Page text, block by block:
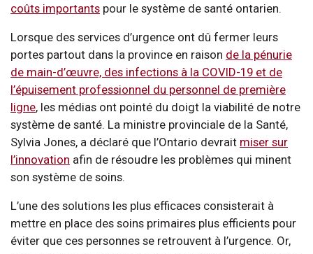
coûts importants pour le système de santé ontarien.
Lorsque des services d’urgence ont dû fermer leurs
portes partout dans la province en raison de la pénurie
de main-d’œuvre, des infections à la COVID-19 et de
l’épuisement professionnel du personnel de première
ligne, les médias ont pointé du doigt la viabilité de notre
système de santé. La ministre provinciale de la Santé,
Sylvia Jones, a déclaré que l’Ontario devrait miser sur
l’innovation afin de résoudre les problèmes qui minent
son système de soins.
L’une des solutions les plus efficaces consisterait à
mettre en place des soins primaires plus efficients pour
éviter que ces personnes se retrouvent à l’urgence. Or,